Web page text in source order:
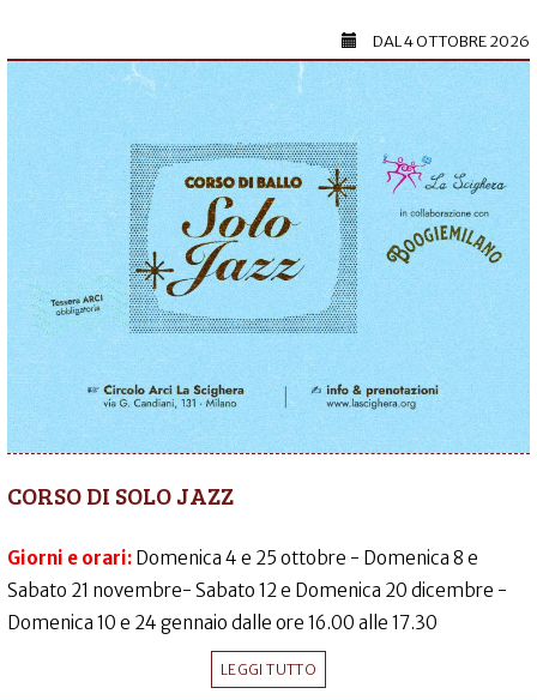
DAL4 OTTOBRE 2026
CORSO DI SOLO JAZZ
Giorni e orari: Domenica 4 e 25 ottobre - Domenica 8 e
Sabato 21 novembre- Sabato 12 e Domenica 20 dicembre -
Domenica 10 e 24 gennaio dalle ore 16.00 alle 17.30
LEGGI TUTTO